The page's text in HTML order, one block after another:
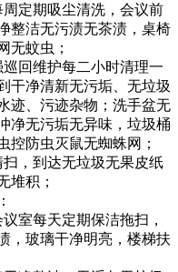
定期吸尘清洗，会议前
整洁无污渍无茶渍，桌椅
无蚊虫；
回维护每二小时清理一
干净清新无污垢、无垃圾
迹、污迹杂物；洗手盆无
净无污垢无异味，垃圾桶
控防虫灭鼠无蜘蛛网；
，到达无垃圾无果皮纸
堆积；
室每天定期保洁拖扫，
，玻璃干净明亮，楼梯扶